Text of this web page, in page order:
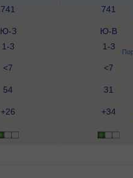
741 741
Ю-З
1-3
Ю-В
1-3
<7 <7
54 31
+26 +34